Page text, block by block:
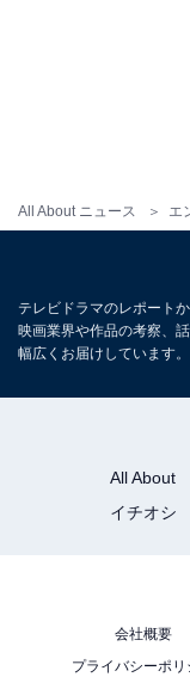
All About ニュース エ
テレビドラマのレポート
映画業界や作品の考察、
幅広くお届けしています。
All About
イチオシ
会社概要
プライバシーポリ